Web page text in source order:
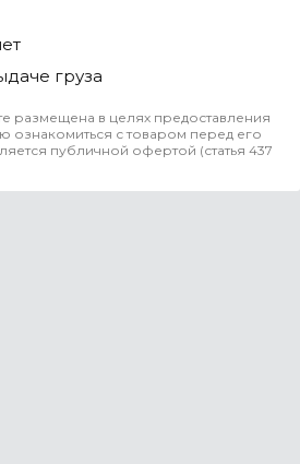
груза
размещена в целях предоставления
ознакомиться с товаром перед его
публичной офертой (статья 437